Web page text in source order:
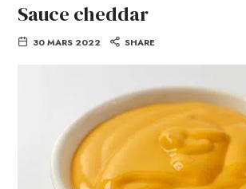
Sauce cheddar
30 MARS 2022 SHARE